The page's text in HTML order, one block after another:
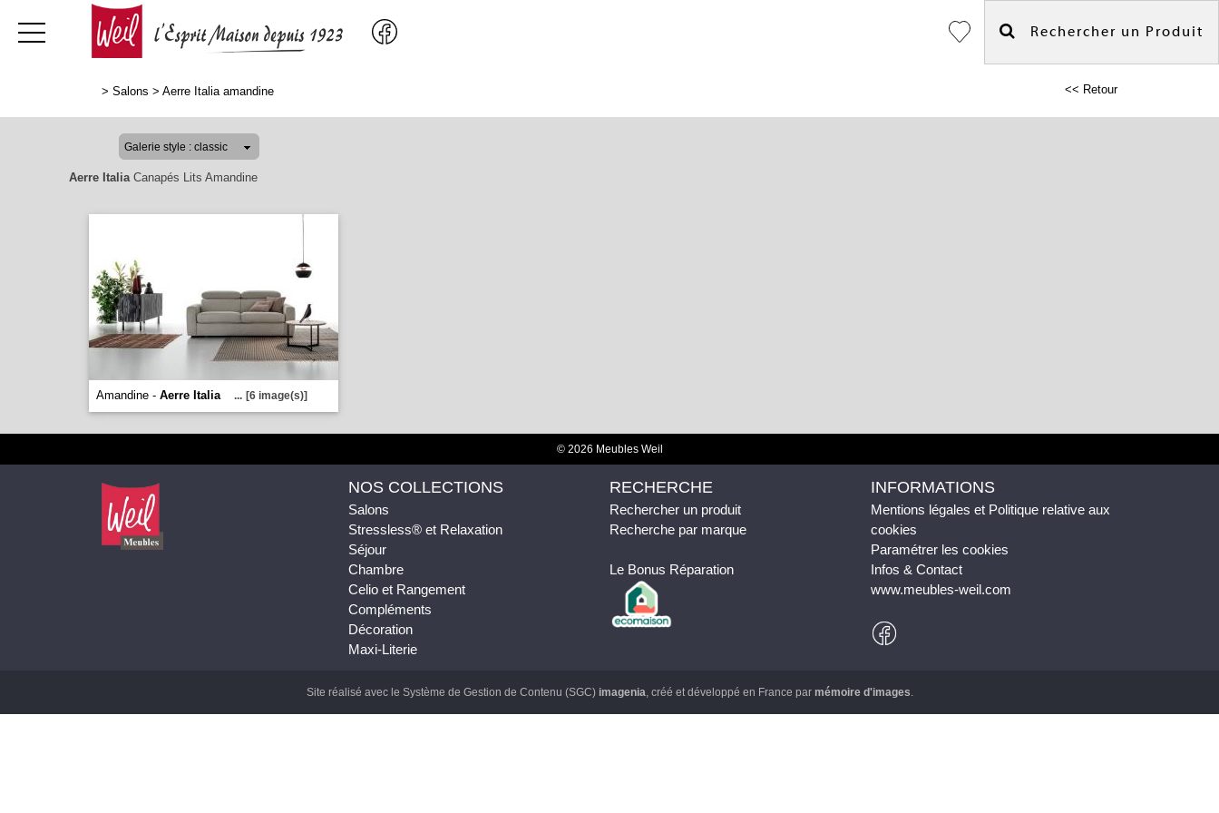
Rechercher un Produit
> Salons > Aerre Italia amandine << Retour
Aerre ItaliaCanapés Lits Amandine
Amandine - Aerre Italia ... [6 image(s)]
© 2026 Meubles Weil
NOS COLLECTIONS
Salons
Stressless® et Relaxation
Séjour
Chambre
Celio et Rangement
Compléments
Décoration
Maxi-Literie
RECHERCHE
Rechercher un produit
Recherche par marque
Le Bonus Réparation
INFORMATIONS
Mentions légales et Politique relative aux
cookies
Paramétrer les cookies
Infos & Contact
www.meubles-weil.com
Site réalisé avec le Système de Gestion de Contenu (SGC) imagenia, créé et développé en France par mémoire d'images.